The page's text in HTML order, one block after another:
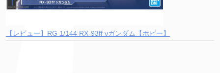
【レビュー】RG 1/144 RX-93ff νガンダム【ホビー】